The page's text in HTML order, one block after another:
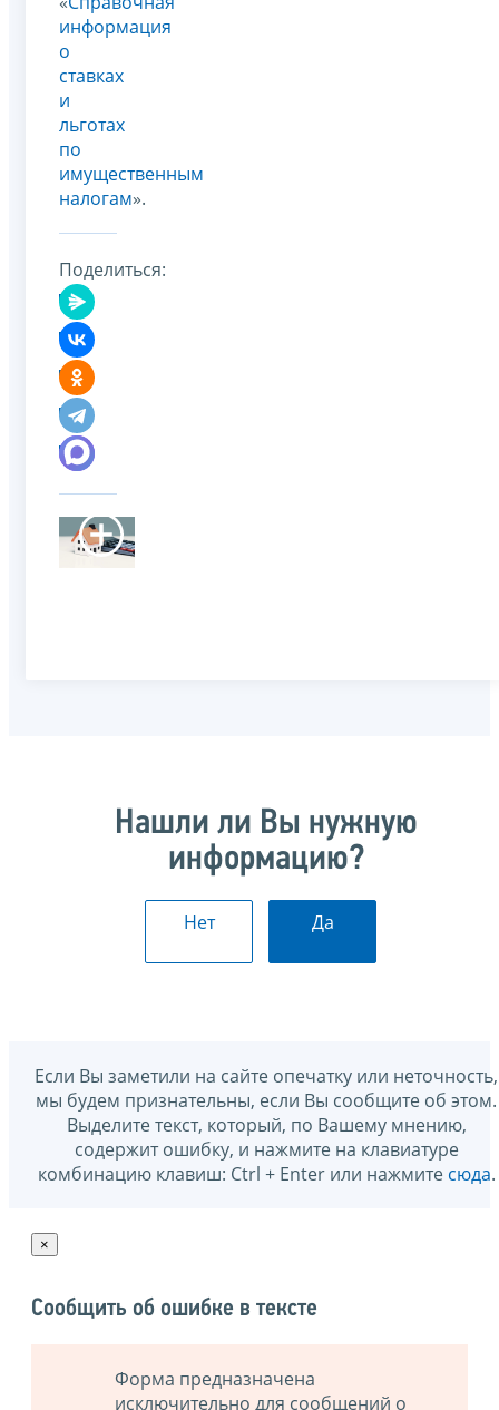
информация
о
ставках
и
льготах
по
имущественным
налогам».
Поделиться:
Нашли ли Вы нужную
информацию?
Нет Да
Если Вы заметили на сайте опечатку или неточность,
мы будем признательны, если Вы сообщите об этом.
Выделите текст, который, по Вашему мнению,
содержит ошибку, и нажмите на клавиатуре
комбинацию клавиш: Ctrl + Enter или нажмите сюда.
×
Сообщить об ошибке в тексте
Форма предназначена
исключительно для сообщений о